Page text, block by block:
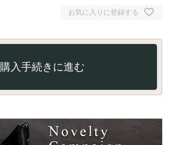
お気に入りに登録する
購入手続きに進む